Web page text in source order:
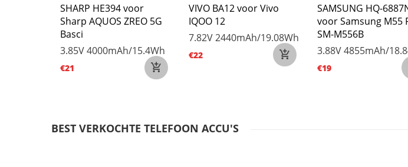
SHARP HE394 voor
Sharp AQUOS ZREO 5G
Basci
3.85V4000mAh/15.4Wh
€21
VIVO BA12 voor Vivo
IQOO 12
7.82V2440mAh/19.08Wh
€22
SAMSUNG HQ-
voor Samsung M55
SM-M556B
3.88V4855mAh/
€19
BEST VERKOCHTE TELEFOON ACCU'S